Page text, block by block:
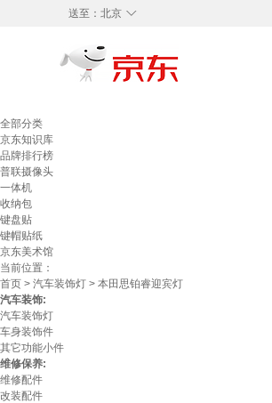
◇
送至： 北京
全部分类
京东知识库
品牌排行榜
普联摄像头
一体机
收纳包
键盘贴
键帽贴纸
京东美术馆
当前位置：
首页 > 汽车装饰灯 > 本田思铂睿迎宾灯
汽车装饰:
汽车装饰灯
车身装饰件
其它功能小件
维修保养:
维修配件
改装配件